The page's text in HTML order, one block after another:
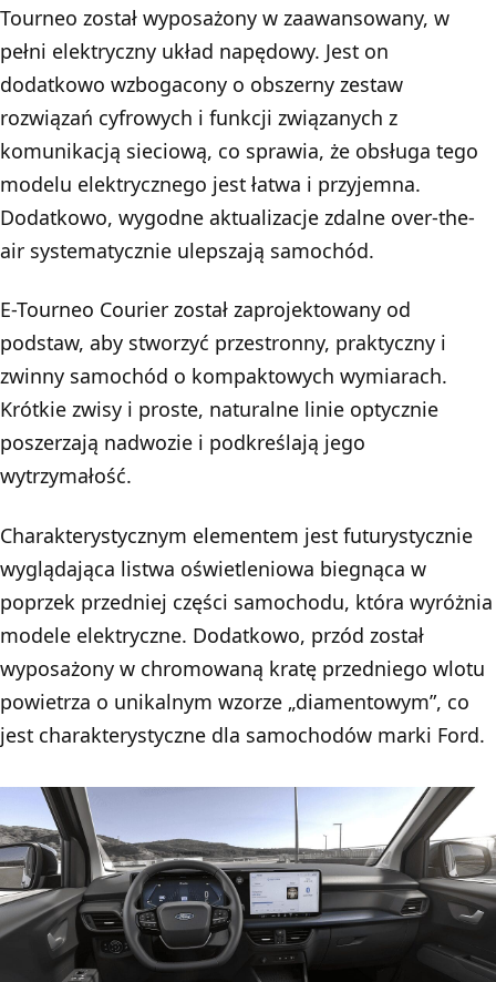
Tourneo został wyposażony w zaawansowany, w
pełni elektryczny układ napędowy. Jest on
dodatkowo wzbogacony o obszerny zestaw
rozwiązań cyfrowych i funkcji związanych z
komunikacją sieciową, co sprawia, że obsługa tego
modelu elektrycznego jest łatwa i przyjemna.
Dodatkowo, wygodne aktualizacje zdalne over-the-
air systematycznie ulepszają samochód.
E-Tourneo Courier został zaprojektowany od
podstaw, aby stworzyć przestronny, praktyczny i
zwinny samochód o kompaktowych wymiarach.
Krótkie zwisy i proste, naturalne linie optycznie
poszerzają nadwozie i podkreślają jego
wytrzymałość.
Charakterystycznym elementem jest futurystycznie
wyglądająca listwa oświetleniowa biegnąca w
poprzek przedniej części samochodu, która wyróżnia
modele elektryczne. Dodatkowo, przód został
wyposażony w chromowaną kratę przedniego wlotu
powietrza o unikalnym wzorze „diamentowym”, co
jest charakterystyczne dla samochodów marki Ford.